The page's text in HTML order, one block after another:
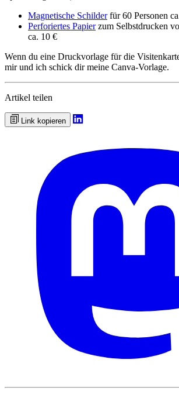
Magnetische Schilderfür 60 Personen
Perforiertes Papierzum Selbstdrucken
ca. 10 €
Wenn du eine Druckvorlage für die
mir und ich schick dir meine Canva-Vorlage.
Artikel teilen
Link kopieren